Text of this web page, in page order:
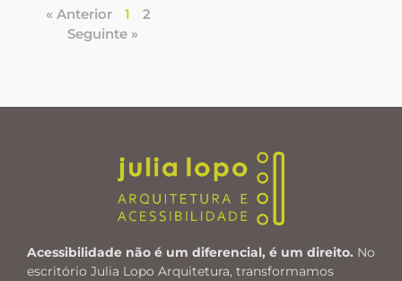
« Anterior 1
2
Seguinte »
Acessibilidade não é um diferencial, é um direito. No
escritório Julia Lopo Arquitetura, transformamos